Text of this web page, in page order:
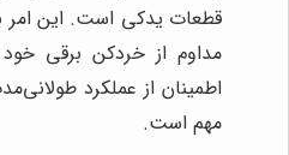
قطعات یدکی است. این امر
مداوم از خردکن برقی
اطمینان از عملکرد
مهم است.